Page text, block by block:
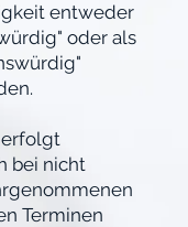
entweder
oder als
erfolgt
bei nicht
Terminen